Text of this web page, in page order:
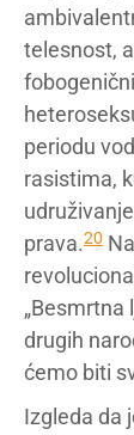
telesnost,
periodu
rasistima,
prava.20
„Besmrtna
drugih
ćemo biti
Izgleda da